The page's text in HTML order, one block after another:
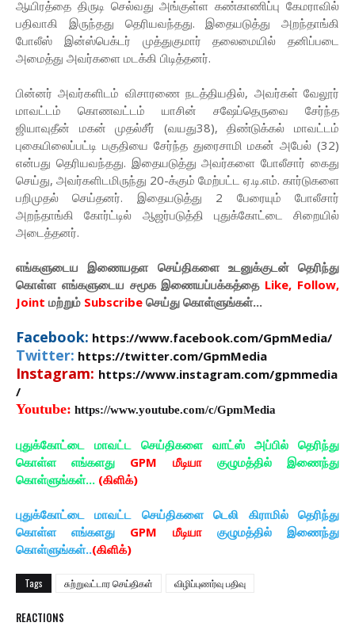
ஆயிரத்தை திருடி செல்வது அங்குள்ள கண்காணிப்பு கேமராவில்
பதிவாகி இருந்தது தெரியவந்தது. இதையடுத்து அறந்தாங்கி
போலீஸ் இன்ஸ்பெக்டர் முத்துகுமார் தலைமையில் தனிப்படை
அமைத்து அவர்களை மடக்கி பிடித்தனர்.
பின்னர் அவர்களிடம் விசாரணை நடத்தியதில், அவர்கள் வேலூர்
மாவட்டம் கொணவட்டம் யாசின் சஷேப்தெருவை சேர்ந்த
ஜியாவுதீன் மகன் முதல்சீர் (வயது38), திண்டுக்கல் மாவட்டம்
புகையிலைப்பட்டி பகுதியை சேர்ந்த துரைசாமி மகன் அபேல் (32)
என்பது தெரியவந்தது. இதையடுத்து அவர்களை போலீசார் கைது
செய்து, அவர்களிடமிருந்து 20-க்கும் மேற்பட்ட ஏ.டி.எம். கார்டுகளை
பறிமுதல் செய்தனர். இதையடுத்து 2 பேரையும் போலீசார்
அறந்தாங்கி கோர்ட்டில் ஆஜர்படுத்தி புதுக்கோட்டை சிறையில்
அடைத்தனர்.
எங்களுடைய இணையதள செய்திகளை உடனுக்குடன் தெரிந்து
கொள்ள எங்களுடைய சமூக இணையப்பக்கத்தை Like, Follow,
Joint மற்றும் Subscribe செய்து கொள்ளுங்கள்...
Facebook: https://www.facebook.com/GpmMedia/
Twitter: https://twitter.com/GpmMedia
Instagram: https://www.instagram.com/gpmmedia
/
Youtube: https://www.youtube.com/c/GpmMedia
புதுக்கோட்டை மாவட்ட செய்திகளை வாட்ஸ் அப்பில் தெரிந்து
கொள்ள எங்களது GPM மீடியாகுழுமத்தில் இணைந்து
கொள்ளுங்கள்... (கிளிக்)
புதுக்கோட்டை மாவட்ட செய்திகளை டெலி கிராமில் தெரிந்து
கொள்ள எங்களது GPM மீடியாகுழுமத்தில் இணைந்து
கொள்ளுங்கள்..(கிளிக்)
Tags சுற்றுவட்டார செய்திகள் விழிப்புணர்வு பதிவு
REACTIONS